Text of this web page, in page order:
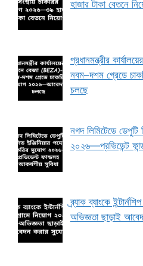
হাজার টাকা বেতনে
প্রধানমন্ত্রীর
নবম–দশম গ্রেডে
চলছে
নগদ লিমিটেডে ডেপুটি
২০২৬—প্রভিডেন্ট
ব্র্যাক ব্যাংকে
অভিজ্ঞতা ছাড়াই